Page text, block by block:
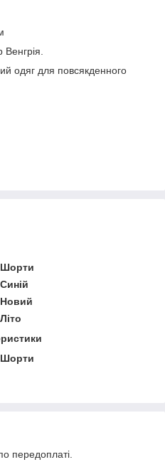
одяг для повсякденного
Шорти
Синій
Новий
Літо
Шорти
передоплаті.